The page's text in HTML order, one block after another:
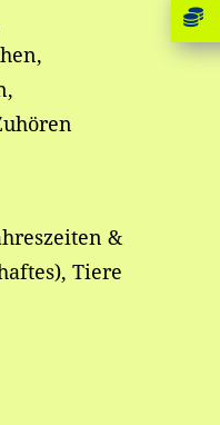
&
Tiere